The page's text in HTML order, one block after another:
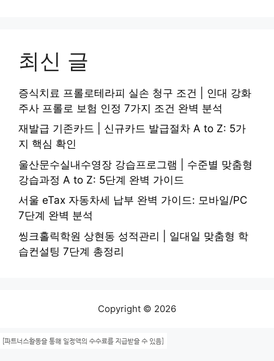
최신 글
증식치료 프롤로테라피 실손 청구 조건 | 인대 강화
주사 프롤로 보험 인정 7가지 조건 완벽 분석
재발급 기존카드 | 신규카드 발급절차 A to Z: 5가
지 핵심 확인
울산문수실내수영장 강습프로그램 | 수준별 맞춤형
강습과정 A to Z: 5단계 완벽 가이드
서울 eTax 자동차세 납부 완벽 가이드: 모바일/PC
7단계 완벽 분석
씽크홀릭학원 상현동 성적관리 | 일대일 맞춤형 학
습컨설팅 7단계 총정리
Copyright © 2026